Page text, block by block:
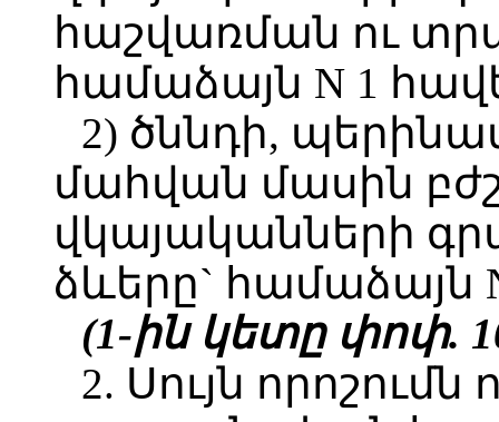
հաշվառման ու
համաձայն N 1
2) ծննդի,
մահվան մասին
վկայականների
ձևերը` համաձայն
(1-ին կետը փոփ.
2. Սույն որոշումն